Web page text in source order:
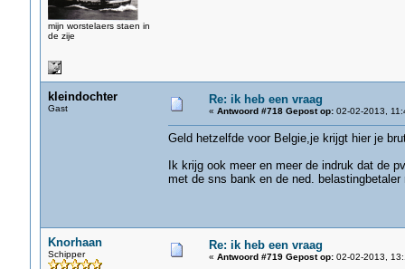
mijn worstelaers staen in
de zije
kleindochter
Gast
Re: ik heb een vraag
« Antwoord #718 Gepost op:02-02-2013,
Geld hetzelfde voor Belgie,je krijgt hier je
Ik krijg ook meer en meer de indruk dat de
met de sns bank en de ned. belastingbetaler
Knorhaan
Schipper
Re: ik heb een vraag
« Antwoord #719 Gepost op:02-02-2013,